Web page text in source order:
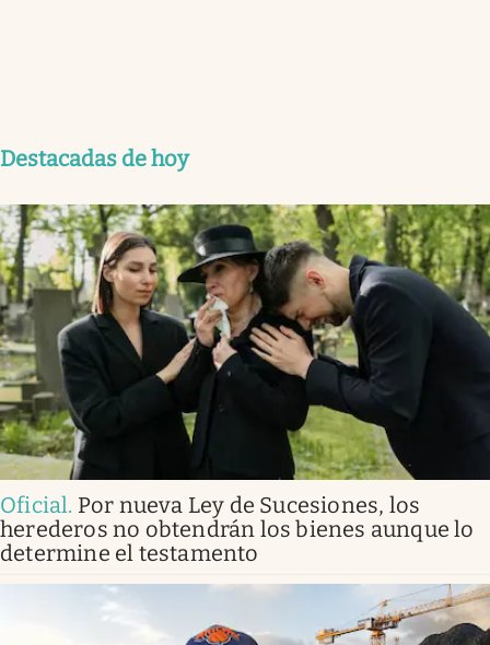
Destacadas de hoy
Oficial. Por nueva Ley de Sucesiones, los
herederos no obtendrán los bienes aunque lo
determine el testamento